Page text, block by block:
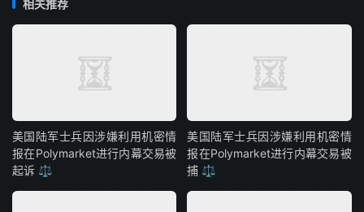
相关推荐
美国陆军士兵因涉嫌利用机密情
报在Polymarket进行内幕交易被
起诉 ⚖️
美国陆军士兵因涉嫌利用机密情
报在Polymarket进行内幕交易被
捕 ⚖️